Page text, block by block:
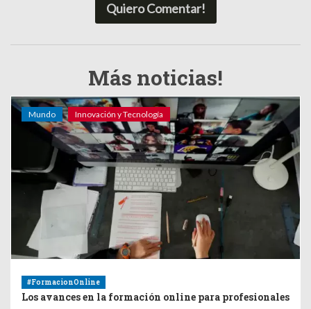
Quiero Comentar!
Más noticias!
Mundo Innovación y Tecnología
#FormacionOnline
Los avances en la formación online para profesionales